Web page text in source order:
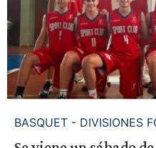
BASQUET - DIVISIONES